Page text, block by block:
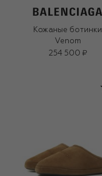
Кожаные ботинки
Venom
254 500 ₽